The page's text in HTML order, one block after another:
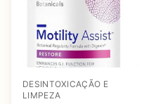
DESINTOXICAÇÃO E
LIMPEZA